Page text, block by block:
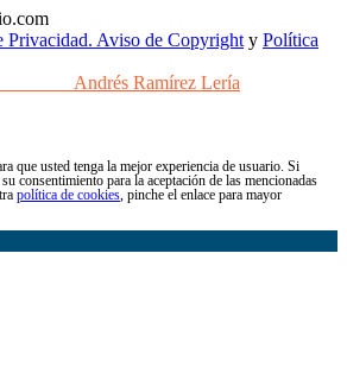
Privacidad. Aviso de Copyright y Política
Andrés Ramírez Lería
que usted tenga la mejor experiencia de usuario. Si
consentimiento para la aceptación de las mencionadas
política de cookies , pinche el enlace para mayor